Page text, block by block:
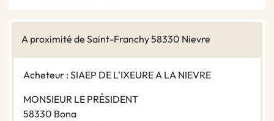
A proximité de Saint-Franchy 58330 Nievre
Acheteur : SIAEP DE L'IXEURE A LA NIEVRE
MONSIEUR LE PRÉSIDENT
58330 Bona